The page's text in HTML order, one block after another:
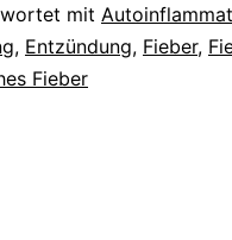
mit
, Entzündung, Fieber,
Fieber